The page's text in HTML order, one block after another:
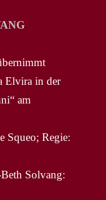
Elvira in der
am
Squeo; Regie:
Solvang: